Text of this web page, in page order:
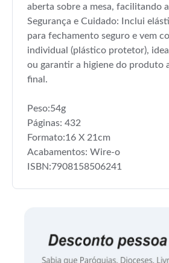
aberta sobre a mesa, facilitando
Segurança e Cuidado: Inclui
para fechamento seguro e vem
individual (plástico protetor),
ou garantir a higiene do produto
final.
Peso:54g
Páginas: 432
Formato:16 X 21cm
Acabamentos: Wire-o
ISBN:7908158506241